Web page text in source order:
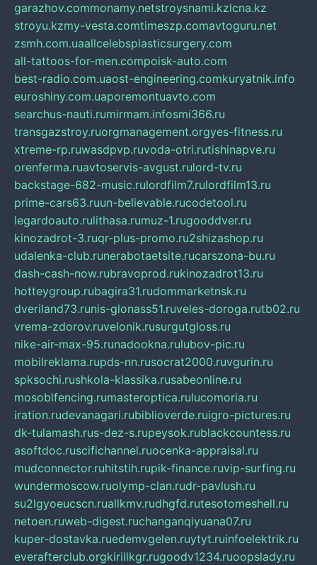
garazhov.commonamy.netstroysnami.kzlcna.kz
stroyu.kzmy-vesta.comtimeszp.comavtoguru.net
zsmh.com.uaallcelebsplasticsurgery.com
all-tattoos-for-men.compoisk-auto.com
best-radio.com.uaost-engineering.comkuryatnik.info
euroshiny.com.uaporemontuavto.com
searchus-nauti.rumirmam.infosmi366.ru
transgazstroy.ruorgmanagement.orgyes-fitness.ru
xtreme-rp.ruwasdpvp.ruvoda-otri.rutishinapve.ru
orenferma.ruavtoservis-avgust.rulord-tv.ru
backstage-682-music.rulordfilm7.rulordfilm13.ru
prime-cars63.ruun-believable.rucodetool.ru
legardoauto.rulithasa.rumuz-1.rugooddver.ru
kinozadrot-3.ruqr-plus-promo.ru2shizashop.ru
udalenka-club.runerabotaetsite.rucarszona-bu.ru
dash-cash-now.rubravoprod.rukinozadrot13.ru
hotteygroup.rubagira31.rudommarketnsk.ru
dveriland73.runis-glonass51.ruveles-doroga.rutb02.ru
vrema-zdorov.ruvelonik.rusurgutgloss.ru
nike-air-max-95.runadookna.rulubov-pic.ru
mobilreklama.rupds-nn.rusocrat2000.ruvgurin.ru
spksochi.rushkola-klassika.rusabeonline.ru
mosoblfencing.rumasteroptica.rulucomoria.ru
iration.rudevanagari.rubiblioverde.ruigro-pictures.ru
dk-tulamash.rus-dez-s.rupeysok.rublackcountess.ru
asoftdoc.ruscifichannel.ruocenka-appraisal.ru
mudconnector.ruhitstih.rupik-finance.ruvip-surfing.ru
wundermoscow.ruolymp-clan.rudr-pavlush.ru
su2lgyoeucscn.ruallkmv.rudhgfd.rutesotomeshell.ru
netoen.ruweb-digest.ruchanganqiyuana07.ru
kuper-dostavka.ruedemvgelen.ruytyt.ruinfoelektrik.ru
everafterclub.orgkirillkgr.rugoodv1234.ruoopslady.ru